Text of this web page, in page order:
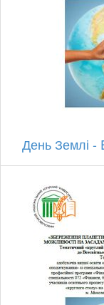
День Землі -